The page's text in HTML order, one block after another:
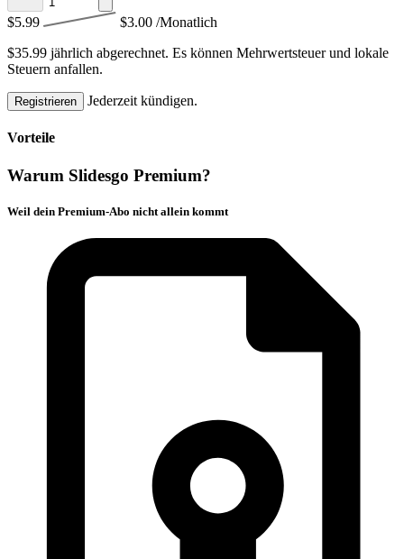
$5.99 $3.00 /Monatlich
$35.99 jährlich abgerechnet. Es können Mehrwertsteuer und lokale
Steuern anfallen.
Registrieren Jederzeit kündigen.
Vorteile
Warum Slidesgo Premium?
Weil dein Premium-Abo nicht allein kommt